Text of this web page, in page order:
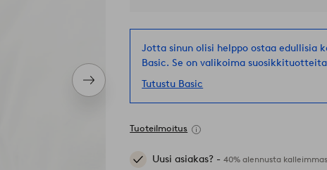
Seuraava
tuote
Jotta sinun olisi helppo ostaa edullisia
Basic. Se on valikoima
Tutustu Basic
Tuoteilmoitus
Uusi asiakas? -40% alennusta